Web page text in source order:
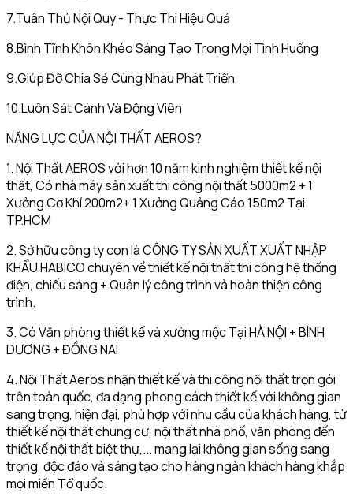
7.Tuân Thủ Nội Quy - Thực Thi Hiệu Quả
8.Bình Tĩnh Khôn Khéo Sáng Tạo Trong Mọi Tình Huống
9.Giúp Đỡ Chia Sẻ Cùng Nhau Phát Triển
10.Luôn Sát Cánh Và Động Viên
NĂNG LỰC CỦA NỘI THẤT AEROS?
1. Nội Thất AEROS với hơn 10 năm kinh nghiệm thiết kế nội
thất, Có nhà máy sản xuất thi công nội thất 5000m2 + 1
Xưởng Cơ Khí 200m2+ 1 Xưởng Quảng Cáo 150m2 Tại
TP.HCM
2. Sở hữu công ty con là CÔNG TY SẢN XUẤT XUẤT NHẬP
KHẨU HABICO chuyên về thiết kế nội thất thi công hệ thống
điện, chiếu sáng + Quản lý công trình và hoàn thiện công
trình.
3. Có Văn phòng thiết kế và xưởng mộc Tại HÀ NỘI + BÌNH
DƯƠNG + ĐỒNG NAI
4. Nội Thất Aeros nhận thiết kế và thi công nội thất trọn gói
trên toàn quốc, đa dạng phong cách thiết kế với không gian
sang trọng, hiện đại, phù hợp với nhu cầu của khách hàng, từ
thiết kế nội thất chung cư, nội thất nhà phố, văn phòng đến
thiết kế nội thất biệt thự,... mang lại không gian sống sang
trọng, độc đáo và sáng tạo cho hàng ngàn khách hàng khắp
mọi miền Tổ quốc.